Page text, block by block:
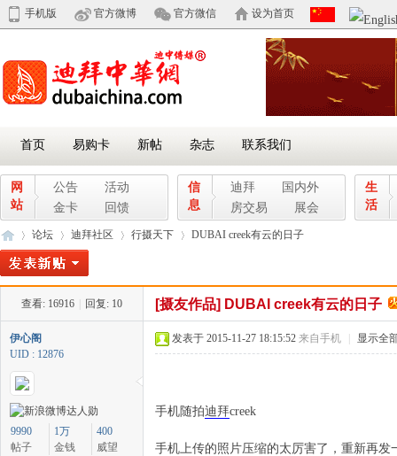
手机版 官方微博 官方微信 设为首页
首页 易购卡 新帖 杂志 联系我们
网
站
公告
活动
金卡
回馈
信
息
迪拜
国内外
房交易
展会
生
活
论坛
›
迪拜社区
›
行摄天下
›
DUBAI creek有云的日子
查看: 16916 回复: 10 [摄友作品] DUBAI creek有云的日子
伊心阁
UID : 12876
9990
帖子
1万
金钱
400
威望
发表于 2015-11-27 18:15:52 来自手机 显示全
手机随拍迪拜creek
手机上传的照片压缩的太厉害了，重新再发